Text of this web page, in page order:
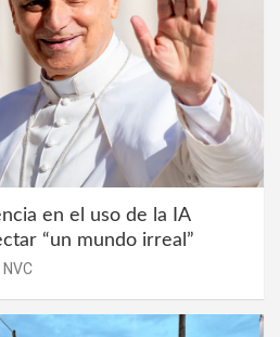
en el uso de la IA
“un mundo irreal”